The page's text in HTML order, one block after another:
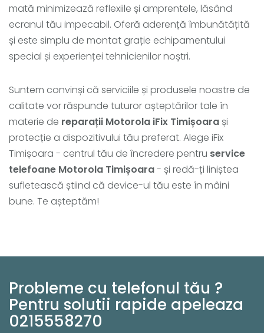
mată minimizează reflexiile și amprentele, lăsând
ecranul tău impecabil. Oferă aderență îmbunătățită
și este simplu de montat grație echipamentului
special și experienței tehnicienilor noștri.
Suntem convinși că serviciile și produsele noastre de
calitate vor răspunde tuturor așteptărilor tale în
materie de reparații Motorola iFix Timișoara și
protecție a dispozitivului tău preferat. Alege iFix
Timișoara - centrul tău de încredere pentru service
telefoane Motorola Timișoara- și redă-ți liniștea
sufletească știind că device-ul tău este în mâini
bune. Te așteptăm!
Probleme cu telefonul tău ?
Pentru solutii rapide apeleaza
0215558270